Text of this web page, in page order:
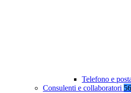
Telefono e
Consulenti e collaboratori 56